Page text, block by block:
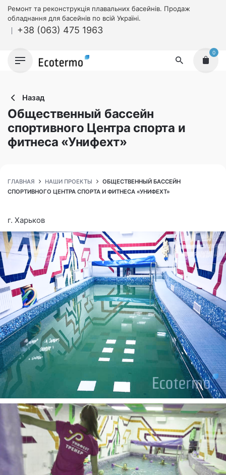
Skip
content
Ремонт та реконструкція плавальних басейнів. Продаж
обладнання для басейнів по всій Україні.
+38 (063) 475 1963
0
Назад
Общественный бассейн
спортивного Центра спорта и
фитнеса «Унифехт»
ГЛАВНАЯ НАШИ ПРОЕКТЫ
ОБЩЕСТВЕННЫЙ БАССЕЙН
СПОРТИВНОГО ЦЕНТРА СПОРТА И ФИТНЕСА «УНИФЕХТ»
г. Харьков